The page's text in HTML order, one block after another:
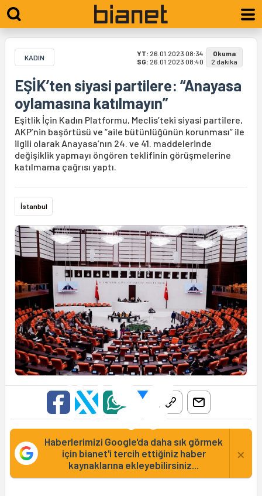
KADIN YT: 26.01.2023 08:34
SG: 26.01.2023 08:40
Okuma
2 dakika
EŞİK’ten siyasi partilere: “Anayasa
oylamasına katılmayın”
Eşitlik İçin Kadın Platformu, Meclis’teki siyasi partilere,
AKP’nin başörtüsü ve “aile bütünlüğünün korunması” ile
ilgili olarak Anayasa’nın 24. ve 41. maddelerinde
değişiklik yapmayı öngören teklifinin görüşmelerine
katılmama çağrısı yaptı.
İstanbul
Haberlerimizi Google'da daha sık görmek
için bianet'i tercih ettiğiniz haber
kaynaklarına ekleyebilirsiniz...
×